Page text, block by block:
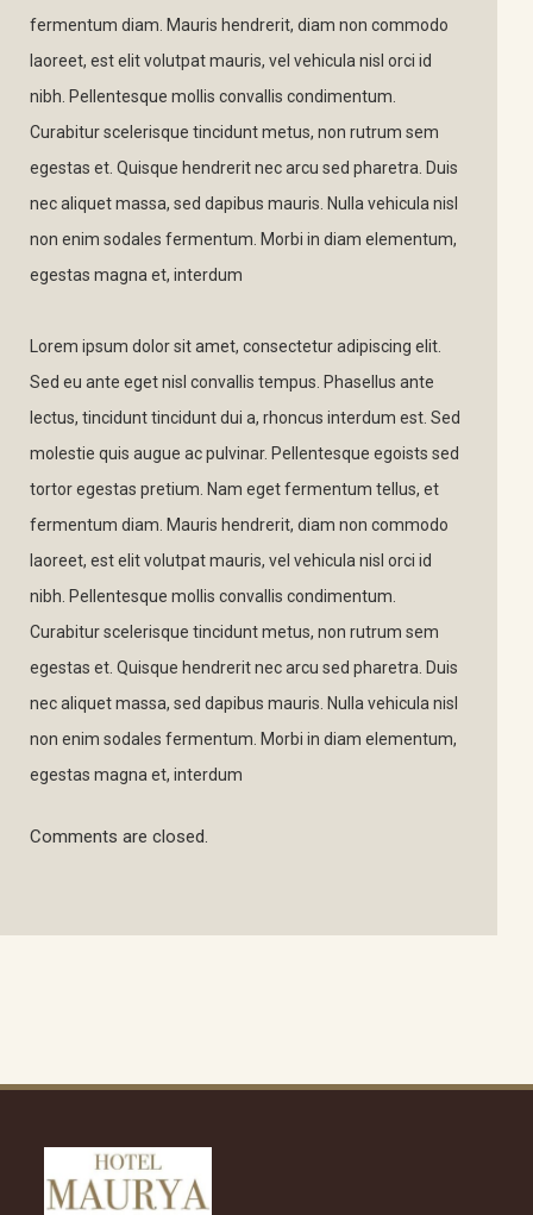
fermentum diam. Mauris hendrerit, diam non commodo
laoreet, est elit volutpat mauris, vel vehicula nisl orci id
nibh. Pellentesque mollis convallis condimentum.
Curabitur scelerisque tincidunt metus, non rutrum sem
egestas et. Quisque hendrerit nec arcu sed pharetra. Duis
nec aliquet massa, sed dapibus mauris. Nulla vehicula nisl
non enim sodales fermentum. Morbi in diam elementum,
egestas magna et, interdum
Lorem ipsum dolor sit amet, consectetur adipiscing elit.
Sed eu ante eget nisl convallis tempus. Phasellus ante
lectus, tincidunt tincidunt dui a, rhoncus interdum est. Sed
molestie quis augue ac pulvinar. Pellentesque egoists sed
tortor egestas pretium. Nam eget fermentum tellus, et
fermentum diam. Mauris hendrerit, diam non commodo
laoreet, est elit volutpat mauris, vel vehicula nisl orci id
nibh. Pellentesque mollis convallis condimentum.
Curabitur scelerisque tincidunt metus, non rutrum sem
egestas et. Quisque hendrerit nec arcu sed pharetra. Duis
nec aliquet massa, sed dapibus mauris. Nulla vehicula nisl
non enim sodales fermentum. Morbi in diam elementum,
egestas magna et, interdum
Comments are closed.